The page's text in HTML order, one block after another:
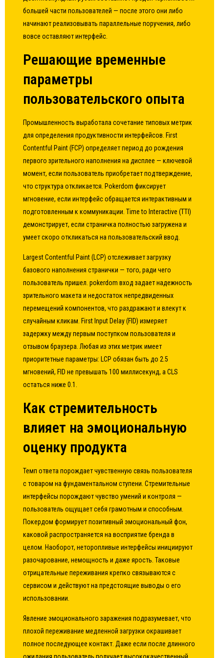
большей части пользователей — после этого они либо
начинают реализовывать параллельные поручения, либо
вовсе оставляют интерфейс.
Решающие временные
параметры
пользовательского опыта
Промышленность выработала сочетание типовых метрик
для определения продуктивности интерфейсов. First
Contentful Paint (FCP) определяет период до рождения
первого зрительного наполнения на дисплее — ключевой
момент, если пользователь приобретает подтверждение,
что структура откликается. Pokerdom фиксирует
мгновение, если интерфейс обращается интерактивным и
подготовленным к коммуникации. Time to Interactive (TTI)
демонстрирует, если страничка полностью загружена и
умеет скоро откликаться на пользовательский ввод.
Largest Contentful Paint (LCP) отслеживает загрузку
базового наполнения странички — того, ради чего
пользователь пришел.pokerdom вход задает надежность
зрительного макета и недостаток непредвиденных
перемещений компонентов, что раздражают и влекут к
случайным кликам. First Input Delay (FID) измеряет
задержку между первым поступком пользователя и
отзывом браузера. Любая из этих метрик имеет
приоритетные параметры: LCP обязан быть до 2.5
мгновений, FID не превышать 100 миллисекунд, а CLS
остаться ниже 0.1.
Как стремительность
влияет на эмоциональную
оценку продукта
Темп ответа порождает чувственную связь пользователя
с товаром на фундаментальном ступени. Стремительные
интерфейсы порождают чувство умений и контроля —
пользователь ощущает себя грамотным и способным.
Покердом формирует позитивный эмоциональный фон,
каковой распространяется на восприятие бренда в
целом. Наоборот, неторопливые интерфейсы инициируют
разочарование, немощность и даже ярость. Таковые
отрицательные переживания крепко связываются с
сервисом и действуют на предстоящие выводы о его
использовании.
Явление эмоционального заражения подразумевает, что
плохой переживание медленной загрузки окрашивает
полное последующее контакт. Даже если после длинного